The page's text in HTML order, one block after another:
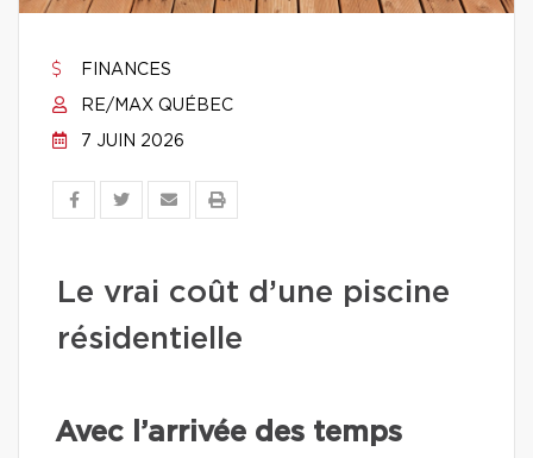
FINANCES
RE/MAX QUÉBEC
7 JUIN 2026
Le vrai coût d’une piscine
résidentielle
Avec l’arrivée des temps